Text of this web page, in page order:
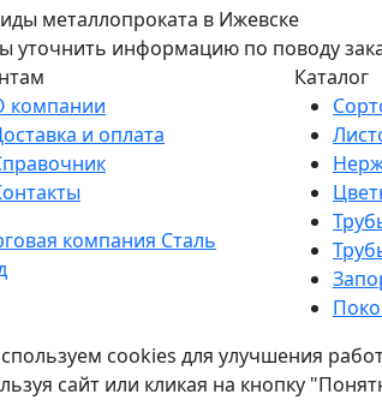
металлопроката в Ижевске
уточнить информацию по поводу
компании
и оплата
Каталог
cookies для улучшения
сайт или кликая на кнопку